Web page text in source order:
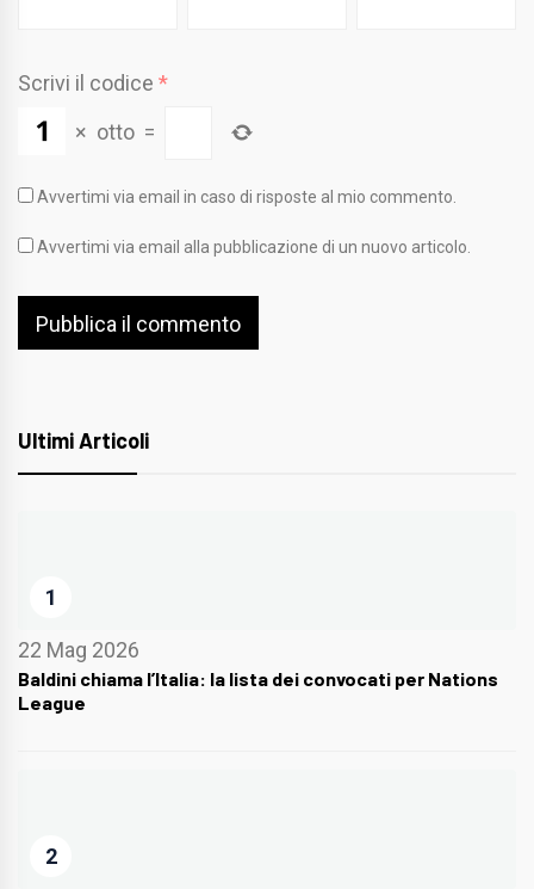
Scrivi il codice *
× otto =
Avvertimi via email in caso di risposte al mio commento.
Avvertimi via email alla pubblicazione di un nuovo articolo.
Ultimi Articoli
1
22 Mag 2026
Baldini chiama l’Italia: la lista dei convocati per Nations
League
2